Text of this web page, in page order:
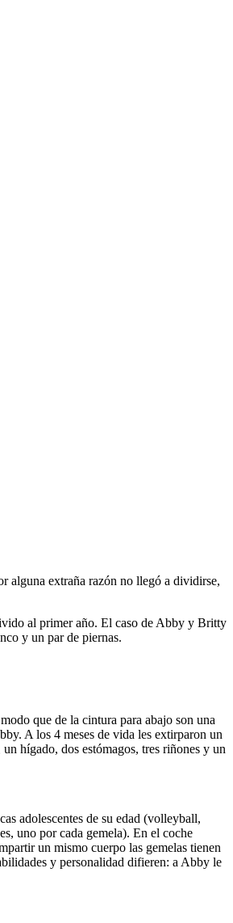
alguna extraña razón no llegó a dividirse,
al primeraño. El caso de Abby y Britty
y un par de piernas.
modo que de la cintura para abajo son una
A los 4 meses de vida les extirparon un
un hígado, dos estómagos, tres riñones y un
adolescentes de su edad (volleyball,
, uno por cada gemela). En el coche
un mismo cuerpo las gemelas tienen
y personalidad difieren: a Abby le